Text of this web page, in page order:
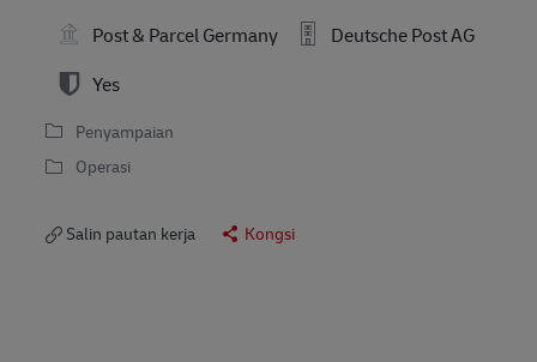
Post & Parcel Germany
Deutsche Post AG
Yes
Penyampaian
Operasi
Salin pautan kerja Kongsi